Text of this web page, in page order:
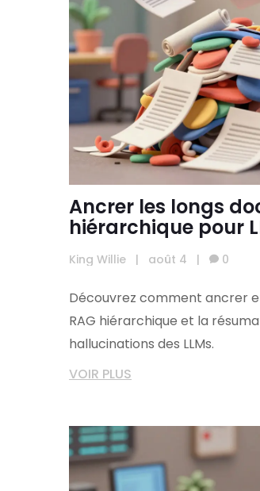
Ancrer les longs
hiérarchique pour
King Willie | août 4 | 0
Découvrez comment ancrer
RAG hiérarchique et la
hallucinations des LLMs.
VOIR PLUS